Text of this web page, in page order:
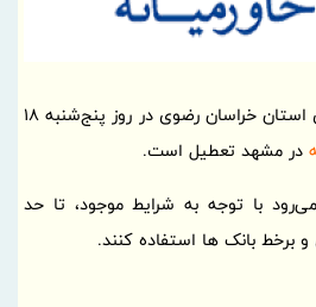
با توجه به تعطیلی سراسری استان خراسان رضوی در روز پنج‌شنبه 18
در مشهد تعطیل است.
با توجه به شرایط موجود، تا حد
برخط بانک ‌ها استفاده کنند.